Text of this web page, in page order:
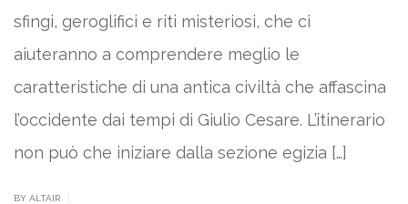
sfingi, geroglifici e riti misteriosi, che ci
aiuteranno a comprendere meglio le
caratteristiche di una antica civiltà che affascina
l’occidente dai tempi di Giulio Cesare. L’itinerario
non può che iniziare dalla sezione egizia […]
BY ALTAIR